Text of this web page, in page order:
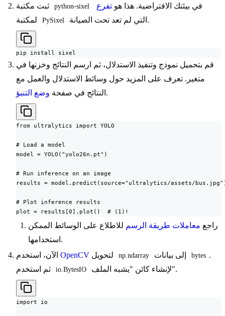
python-sixel في بيئتك الافتراضية. هذا هو تفرع
PySixel التي لم تعد تحت الصيانة.
pip install sixel
قم بتحميل نموذج وتنفيذ الاستدلال، ثم ارسم النتائج وخزنها في
متغير. تعرف على المزيد حول وسائط الاستدلال والعمل مع
النتائج في صفحة وضع التنبؤ .
from ultralytics import YOLO
# Load a model
model = YOLO("yolo26n.pt")
# Run inference on an image
results = model.predict(source="ultralytics/assets/
# Plot inference results
plot = results[0].plot()  # (1)!
راجع معاملات طريقة الرسم للاطلاع على الوسائط الممكن
استخدامها.
OpenCV np.ndarray bytes .
io.BytesIO لإنشاء كائن "يشبه الملف".
import io